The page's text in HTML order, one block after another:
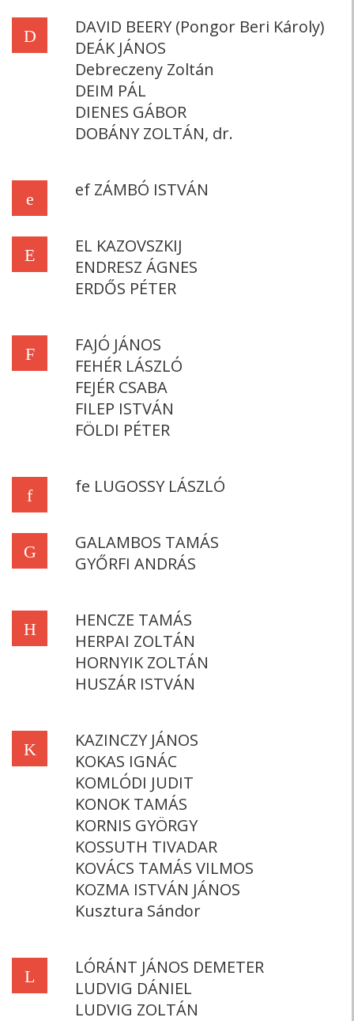
D
DAVID BEERY (Pongor Beri Károly)
DEÁK JÁNOS
Debreczeny Zoltán
DEIM PÁL
DIENES GÁBOR
DOBÁNY ZOLTÁN, dr.
e ef ZÁMBÓ ISTVÁN
E
EL KAZOVSZKIJ
ENDRESZ ÁGNES
ERDŐS PÉTER
F
FAJÓ JÁNOS
FEHÉR LÁSZLÓ
FEJÉR CSABA
FILEP ISTVÁN
FÖLDI PÉTER
f fe LUGOSSY LÁSZLÓ
G
GALAMBOS TAMÁS
GYŐRFI ANDRÁS
H
HENCZE TAMÁS
HERPAI ZOLTÁN
HORNYIK ZOLTÁN
HUSZÁR ISTVÁN
K
KAZINCZY JÁNOS
KOKAS IGNÁC
KOMLÓDI JUDIT
KONOK TAMÁS
KORNIS GYÖRGY
KOSSUTH TIVADAR
KOVÁCS TAMÁS VILMOS
KOZMA ISTVÁN JÁNOS
Kusztura Sándor
L
LÓRÁNT JÁNOS DEMETER
LUDVIG DÁNIEL
LUDVIG ZOLTÁN